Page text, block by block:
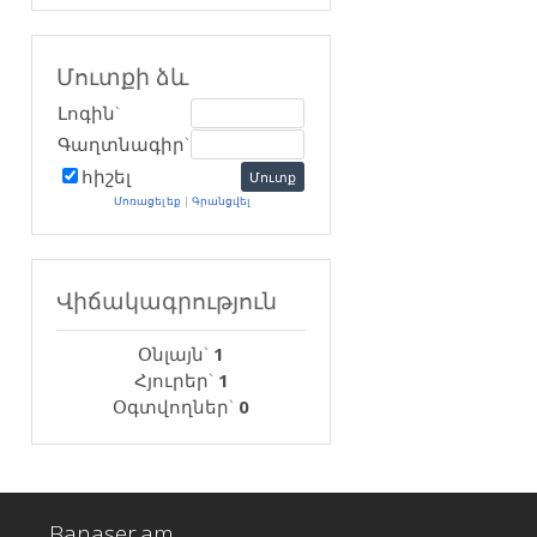
Մուտքի ձև
Լոգին`
Գաղտնագիր`
հիշել
Մոռացել եք| Գրանցվել
Վիճակագրություն
Օնլայն` 1
Հյուրեր` 1
Օգտվողներ` 0